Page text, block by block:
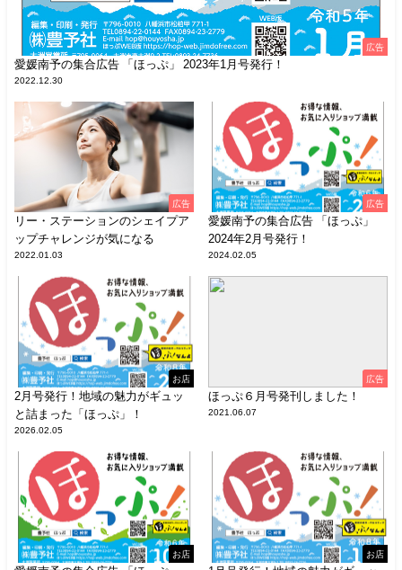
広告
愛媛南予の集合広告 「ほっぷ」 2023年1月号発行！
2022.12.30
広告
リー・ステーションのシェイプア
ップチャレンジが気になる
2022.01.03
広告
愛媛南予の集合広告 「ほっぷ」
2024年2月号発行！
2024.02.05
お店
2月号発行！地域の魅力がギュッ
と詰まった「ほっぷ」！
2026.02.05
広告
ほっぷ６月号発刊しました！
2021.06.07
お店 お店